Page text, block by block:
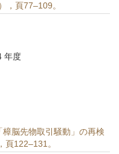
，頁77–109。
年度
樟脳先物取引騒動」の再検
122–131。